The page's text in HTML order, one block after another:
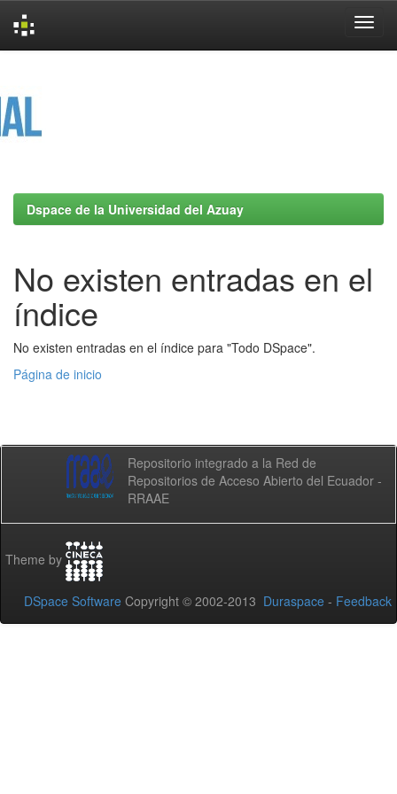
Dspace de la Universidad del Azuay
No existen entradas en el
índice
No existen entradas en el índice para "Todo DSpace".
Página de inicio
Repositorio integrado a la Red de
Repositorios de Acceso Abierto del Ecuador -
RRAAE
Theme by
DSpace Software Copyright © 2002-2013 Duraspace - Feedback